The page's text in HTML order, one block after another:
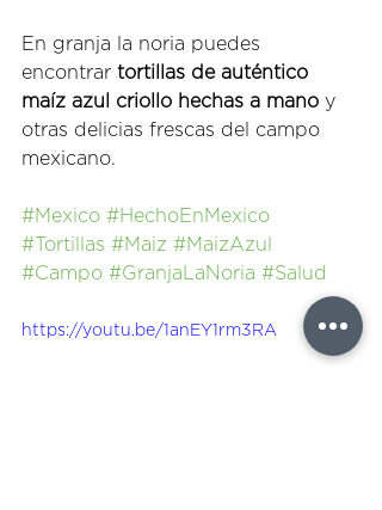
En granja la noria puedes
encontrar tortillas de auténtico
maíz azul criollo hechas a mano y
otras delicias frescas del campo
mexicano.
#Mexico #HechoEnMexico
#Tortillas #Maiz #MaizAzul
#Campo #GranjaLaNoria #Salud
https://youtu.be/1anEY1rm3RA